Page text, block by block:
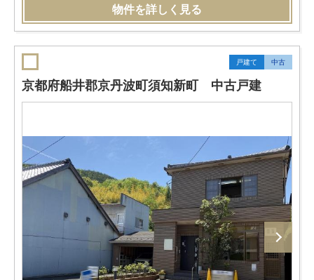
物件を詳しく見る
戸建て 中古
京都府船井郡京丹波町須知新町 中古戸建